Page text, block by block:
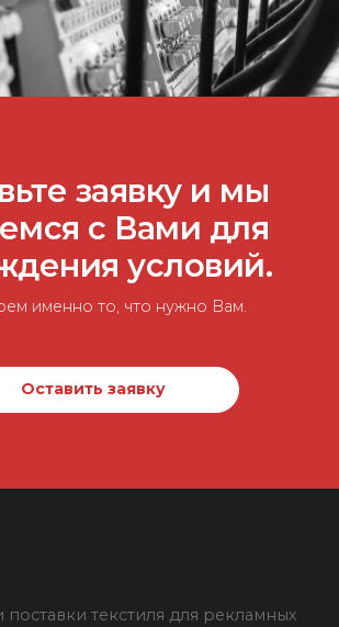
заявку и мы
с Вами для
условий.
именно то, что нужно Вам.
Оставить заявку
текстиля для рекламных